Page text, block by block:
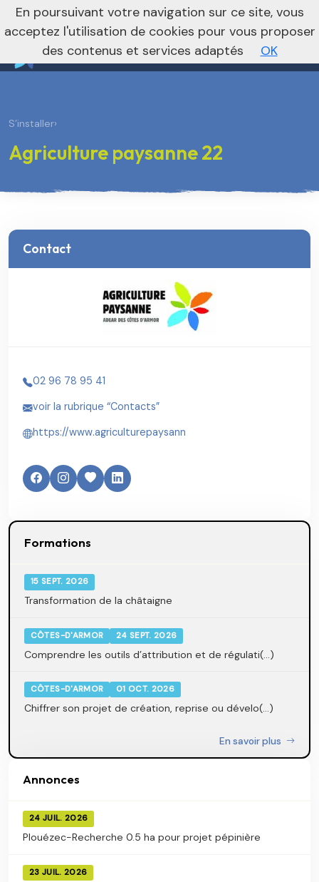
Vers le site national
nivo_2026: 1
S’installer›
Agriculture paysanne 22
Contact
02 96 78 95 41
voir la rubrique “Contacts”
https://www.agriculturepaysann
Formations
15 SEPT. 2026
Transformation de la châtaigne
CÔTES-D'ARMOR 24 SEPT. 2026
Comprendre les outils d’attribution et de régulati(...)
CÔTES-D'ARMOR 01 OCT. 2026
Chiffrer son projet de création, reprise ou dévelo(...)
En savoir plus
Annonces
24 JUIL. 2026
Plouézec-Recherche 0.5 ha pour projet pépinière
23 JUIL. 2026
En poursuivant votre navigation sur ce site, vous
acceptez l'utilisation de cookies pour vous proposer
des contenus et services adaptés
OK